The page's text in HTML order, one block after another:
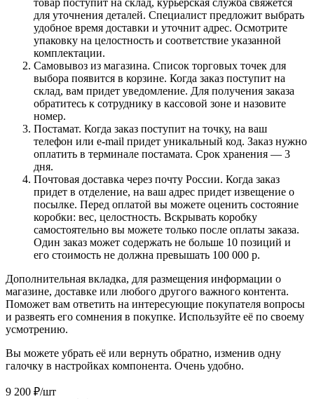
для уточнения деталей. Специалист предложит выбрать
удобное время доставки и уточнит адрес. Осмотрите
упаковку на целостность и соответствие указанной
комплектации.
Самовывоз из магазина. Список торговых точек для
выбора появится в корзине. Когда заказ поступит на
склад, вам придет уведомление. Для получения заказа
обратитесь к сотруднику в кассовой зоне и назовите
номер.
Постамат. Когда заказ поступит на точку, на ваш
телефон или e-mail придет уникальный код. Заказ нужно
оплатить в терминале постамата. Срок хранения — 3
дня.
Почтовая доставка через почту России. Когда заказ
придет в отделение, на ваш адрес придет извещение о
посылке. Перед оплатой вы можете оценить состояние
коробки: вес, целостность. Вскрывать коробку
самостоятельно вы можете только после оплаты заказа.
Один заказ может содержать не больше 10 позиций и
его стоимость не должна превышать 100 000 р.
Дополнительная вкладка, для размещения информации о
магазине, доставке или любого другого важного контента.
Поможет вам ответить на интересующие покупателя вопросы
и развеять его сомнения в покупке. Используйте её по своему
усмотрению.
Вы можете убрать её или вернуть обратно, изменив одну
галочку в настройках компонента. Очень удобно.
9 200 ₽/шт